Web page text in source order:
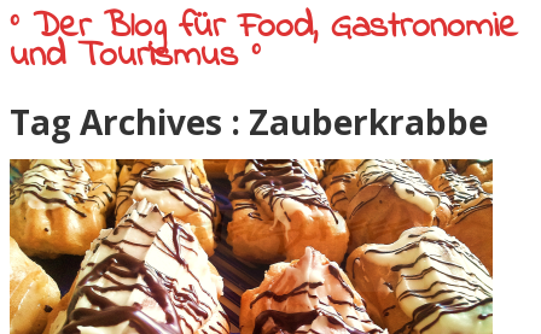
° Der Blog für Food, Gastronomie
und Tourismus °
Tag Archives : Zauberkrabbe